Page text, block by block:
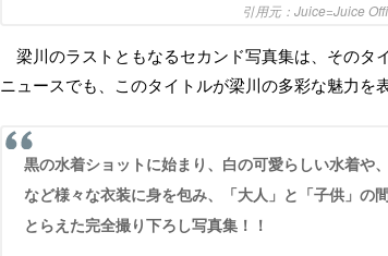
Juice=Juice
梁川のラストともなるセカンド写真集は、そのタ
ニュースでも、このタイトルが梁川の多彩な魅力を
黒の水着ショットに始まり、白の可愛らしい水着や、ワンピース、浴衣、制服、大人っぽい部屋着
など様々な衣装に身を包み、「大人」と「子供」
とらえた完全撮り下ろし写真集！！